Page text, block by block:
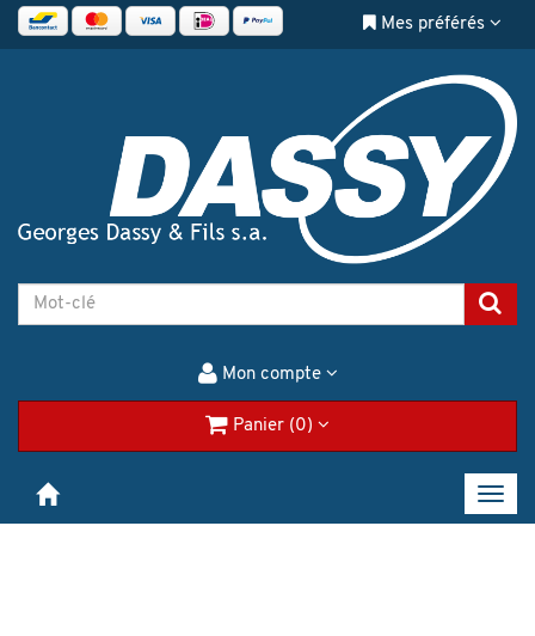
Mes préférés
Mon compte
Panier (0)